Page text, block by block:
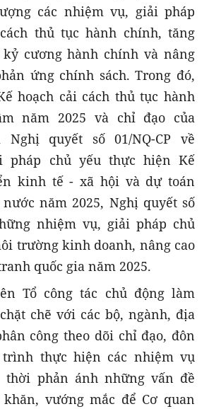
các nhiệm vụ, giải pháp
thủ tục hành chính, tăng
cương hành chính và nâng
ứng chính sách. Trong đó,
hoạch cải cách thủ tục hành
năm 2025 và chỉ đạo của
quyết số 01/NQ-CP về
pháp chủ yếu thực hiện Kế
kinh tế - xã hội và dự toán
năm 2025, Nghị quyết số
nhiệm vụ, giải pháp chủ
trường kinh doanh, nâng cao
quốc gia năm 2025.
Tổ công tác chủ động làm
chẽ với các bộ, ngành, địa
công theo dõi chỉ đạo, đôn
thực hiện các nhiệm vụ
thời phản ánh những vấn đề
vướng mắc để Cơ quan